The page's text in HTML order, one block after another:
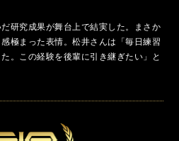
研究成果が舞台上で結実した。まさか
極まった表情。松井さんは「毎日練習
。この経験を後輩に引き継ぎたい」と